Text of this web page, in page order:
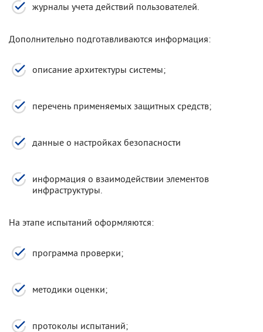
журналы учета действий пользователей.
Дополнительно подготавливаются информация:
описание архитектуры системы;
перечень применяемых защитных средств;
данные о настройках безопасности
информация о взаимодействии элементов
инфраструктуры.
На этапе испытаний оформляются:
программа проверки;
методики оценки;
протоколы испытаний;